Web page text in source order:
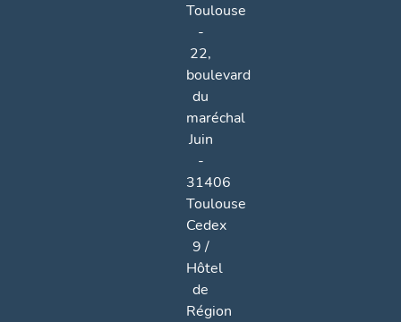
Toulouse
-
22,
boulevard
du
maréchal
Juin
-
31406
Toulouse
Cedex
9 /
Hôtel
de
Région